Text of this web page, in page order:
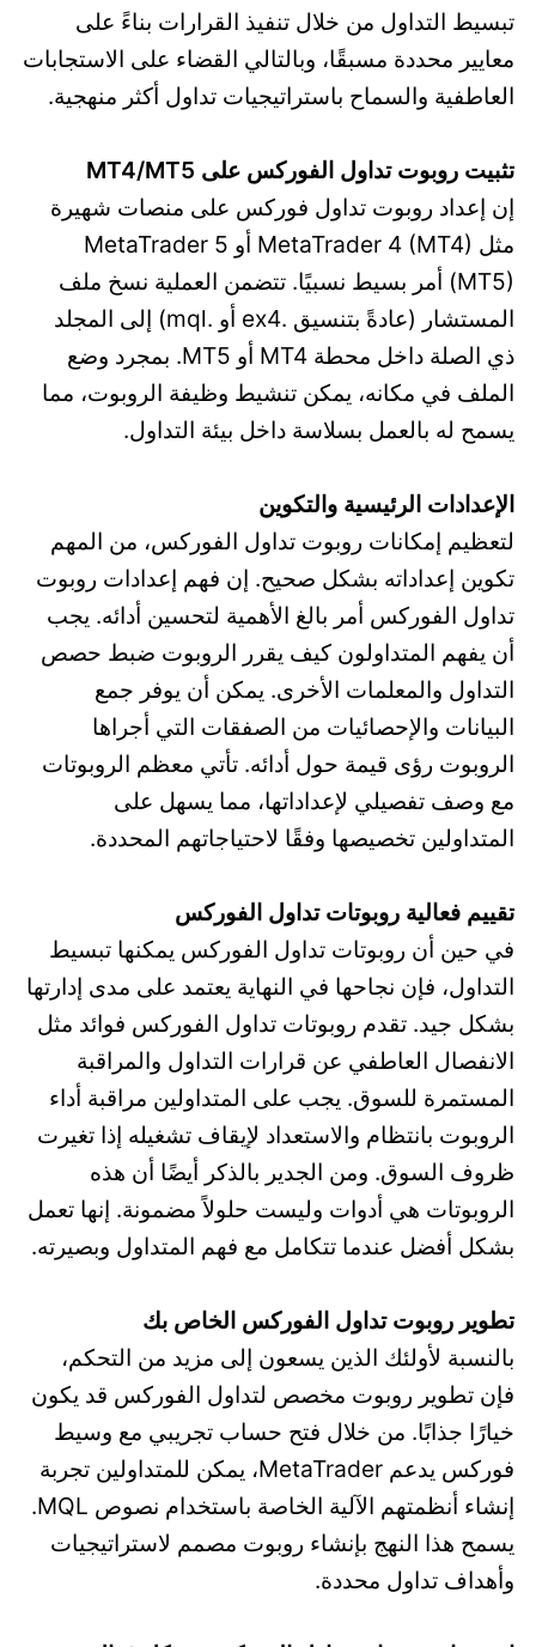
تبسيط التداول من خلال تنفيذ القرارات بناءً على
معايير محددة مسبقًا، وبالتالي القضاء على الاستجابات
العاطفية والسماح باستراتيجيات تداول أكثر منهجية.
تثبيت روبوت تداول الفوركس على MT4/MT5
إن إعداد روبوت تداول فوركس على منصات شهيرة
مثل MetaTrader 4 (MT4) أو MetaTrader 5
(MT5) أمر بسيط نسبيًا. تتضمن العملية نسخ ملف
المستشار (عادةً بتنسيق .ex4 أو .mql) إلى المجلد
ذي الصلة داخل محطة MT4 أو MT5. بمجرد وضع
الملف في مكانه، يمكن تنشيط وظيفة الروبوت، مما
يسمح له بالعمل بسلاسة داخل بيئة التداول.
الإعدادات الرئيسية والتكوين
لتعظيم إمكانات روبوت تداول الفوركس، من المهم
تكوين إعداداته بشكل صحيح. إن فهم إعدادات روبوت
تداول الفوركس أمر بالغ الأهمية لتحسين أدائه. يجب
أن يفهم المتداولون كيف يقرر الروبوت ضبط حصص
التداول والمعلمات الأخرى. يمكن أن يوفر جمع
البيانات والإحصائيات من الصفقات التي أجراها
الروبوت رؤى قيمة حول أدائه. تأتي معظم الروبوتات
مع وصف تفصيلي لإعداداتها، مما يسهل على
المتداولين تخصيصها وفقًا لاحتياجاتهم المحددة.
تقييم فعالية روبوتات تداول الفوركس
في حين أن روبوتات تداول الفوركس يمكنها تبسيط
التداول، فإن نجاحها في النهاية يعتمد على مدى إدارتها
بشكل جيد. تقدم روبوتات تداول الفوركس فوائد مثل
الانفصال العاطفي عن قرارات التداول والمراقبة
المستمرة للسوق. يجب على المتداولين مراقبة أداء
الروبوت بانتظام والاستعداد لإيقاف تشغيله إذا تغيرت
ظروف السوق. ومن الجدير بالذكر أيضًا أن هذه
الروبوتات هي أدوات وليست حلولاً مضمونة. إنها تعمل
بشكل أفضل عندما تتكامل مع فهم المتداول وبصيرته.
تطوير روبوت تداول الفوركس الخاص بك
بالنسبة لأولئك الذين يسعون إلى مزيد من التحكم،
فإن تطوير روبوت مخصص لتداول الفوركس قد يكون
خيارًا جذابًا. من خلال فتح حساب تجريبي مع وسيط
فوركس يدعم MetaTrader، يمكن للمتداولين تجربة
إنشاء أنظمتهم الآلية الخاصة باستخدام نصوص MQL.
يسمح هذا النهج بإنشاء روبوت مصمم لاستراتيجيات
وأهداف تداول محددة.